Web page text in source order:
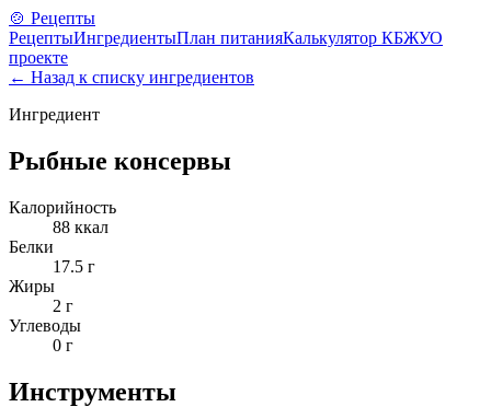
🍲 Рецепты
РецептыИнгредиентыПлан питанияКалькулятор КБЖУО
проекте
← Назад к списку ингредиентов
Ингредиент
Рыбные консервы
Калорийность
88 ккал
Белки
17.5 г
Жиры
2 г
Углеводы
0 г
Инструменты